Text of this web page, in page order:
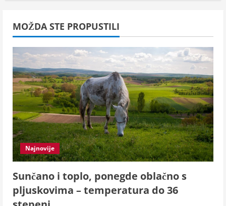
MOŽDA STE PROPUSTILI
Najnovije
Sunčano i toplo, ponegde oblačno s
pljuskovima – temperatura do 36